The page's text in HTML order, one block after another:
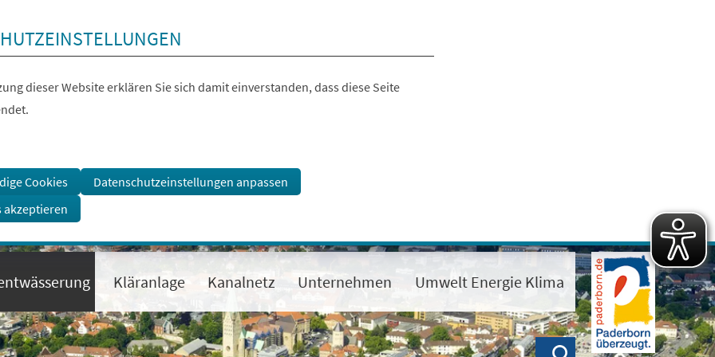
dieser Website erklären Sie sich damit einverstanden, dass diese Seite
Cookies
Datenschutzeinstellungen anpassen
akzeptieren
Kläranlage Kanalnetz Unternehmen Umwelt Energie Klima